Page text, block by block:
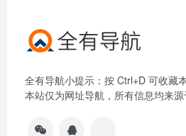
全有导航小提示：按 Ctrl+D 可收藏本
本站仅为网址导航，所有信息均来源